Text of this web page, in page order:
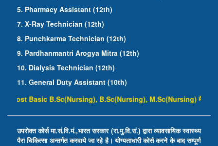
5. Pharmacy Assistant (12th)
7. X-Ray Technician (12th)
8. Punchkarma Technician (12th)
9. Pardhanmantri Arogya Mitra (12th)
10. Dialysis Technician (12th)
11. General Duty Assistant (10th)
B.Sc(Nursing), M.Sc(Nursing) में एडमिशन लेने के
उपरोक्त कोर्स मा.सं.वि.मं.,भारत सरकार (रा.मु.वि.सं.) द्वारा व्यावसायिक स्वास्थ्य
पैरा चिकित्सा अन्तर्गत करवाये जा रहे है। योग्यताधारी कोर्स करने के बाद सम्पूर्ण